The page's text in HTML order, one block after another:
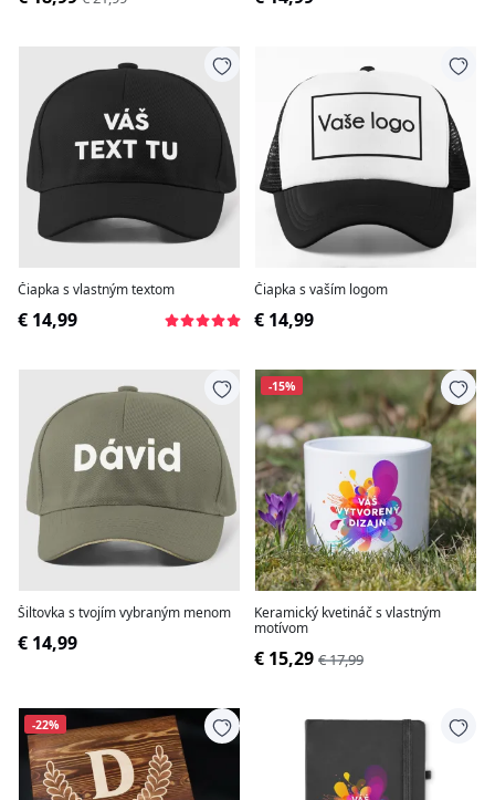
Čiapka s vlastným textom
€ 14,99
Čiapka s vaším logom
€ 14,99
Šiltovka s tvojím vybraným menom
€ 14,99
-15%
Keramický kvetináč s vlastným
motívom
€ 15,29 € 17,99
-22%